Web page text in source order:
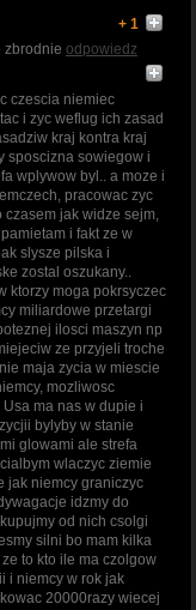
+ 1
zbrodnie odpowiedz
czescia niemiec
i zyc weflug ich zasad
kraj kontra kraj
sposcizna sowiegow i
wplywow byl.. a moze i
pracowac zyc
jak widze sejm,
i fakt ze w
slysze pilska i
zostal oszukany..
ktorzy moga pokrsyczec
miliardowe przetargi
ilosci maszyn np
ze przyjeli troche
maja zycia w miescie
mozliwosc
ma nas w dupie i
bylyby w stanie
glowami ale strefa
wlaczyc ziemie
jak niemcy graniczyc
idzmy do
od nich csolgi
silni bo mam kilka
to kto ile ma czolgow
i niemcy w rok jak
20000razy wiecej